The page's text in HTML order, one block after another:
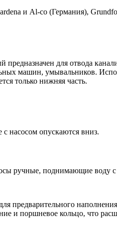
и Al-co (Германия),
для отвода
машин, умывальников.
только нижняя часть.
насосом опускаются вниз.
ручные, поднимающие воду
предварительного
и поршневое кольцо, что